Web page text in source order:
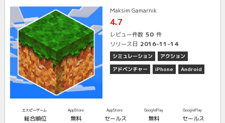
Maksim Gamarnik
4.7
レビュー件数 50 件
リリース日 2016-11-14
シミュレーション
アクション
アドベンチャー
iPhone Android
エスピーゲーム
総合順位
AppStore
無料
AppStore
セールス
GooglePlay
無料
GooglePlay
セールス